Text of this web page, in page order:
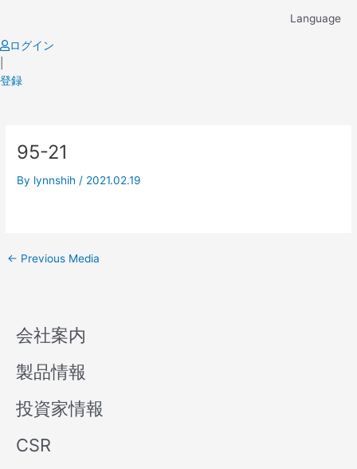
content
Language
ログイン
登録
95-21
By lynnshih / 2021.02.19
navigation
← Previous Media
会社案内
製品情報
投資家情報
CSR